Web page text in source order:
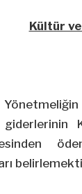
Kültür
giderlerinin